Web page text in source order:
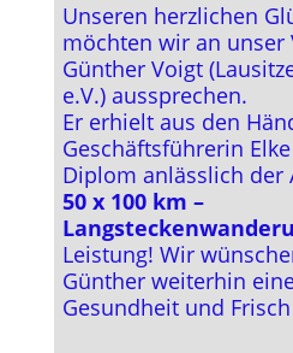
Unseren herzlichen
möchten wir an
Günther Voigt
e.V.) aussprechen.
Er erhielt aus den
Geschäftsführerin
Diplom anlässlich der
50 x 100 km –
Leistung! Wir
Günther weiterhin
Gesundheit und